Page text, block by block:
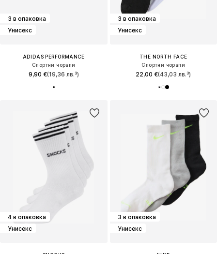
3 в опаковка
Унисекс
ADIDAS PERFORMANCE
Спортни чорапи
9,90 €(19,36 лв.³)
3 в опаковка
Унисекс
THE NORTH FACE
Спортни чорапи
22,00 €(43,03 лв.³)
4 в опаковка
Унисекс
3 в опаковка
Унисекс